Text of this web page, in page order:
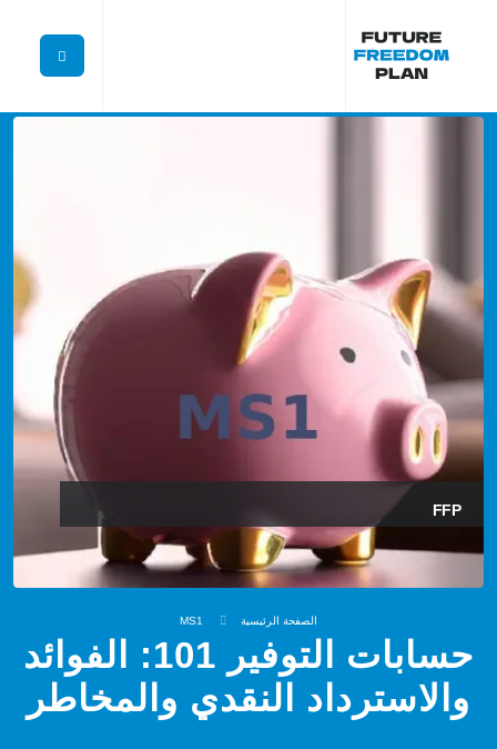
FFP
الصفحة الرئيسية MS1
حسابات التوفير 101: الفوائد
والاسترداد النقدي والمخاطر